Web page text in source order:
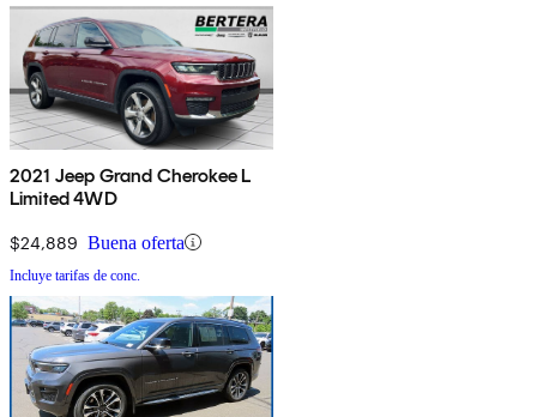
2021 Jeep Grand Cherokee L
Limited 4WD
$24,889 Buena oferta
Incluye tarifas de conc.